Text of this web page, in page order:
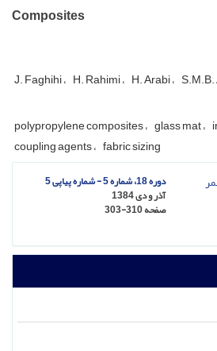
Composites
J. Faghihi H. Rahimi H. Arabi
polypropylene composites glass mat
coupling agents fabric sizing
دوره 18، شماره 5 - شماره پیاپی 5
آذر و دی 1384
صفحه303-310